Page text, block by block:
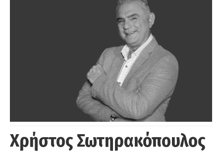
Χρήστος Σωτηρακόπουλος